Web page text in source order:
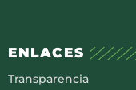
ENLACES
Transparencia